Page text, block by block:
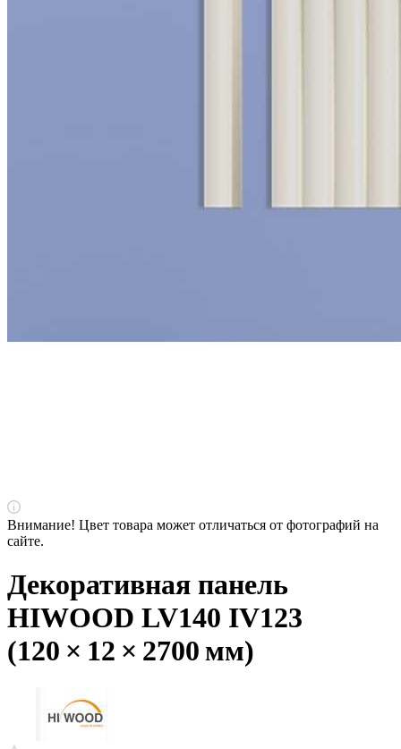
Внимание! Цвет товара может отличаться от фотографий на
сайте.
Декоративная панель
HIWOOD LV140 IV123
(120 × 12 × 2700 мм)